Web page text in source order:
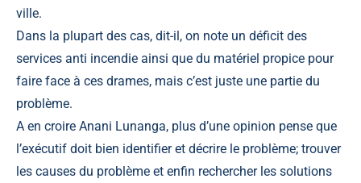
ville.
Dans la plupart des cas, dit-il, on note un déficit des
services anti incendie ainsi que du matériel propice pour
faire face à ces drames, mais c’est juste une partie du
problème.
A en croire Anani Lunanga, plus d’une opinion pense que
l’exécutif doit bien identifier et décrire le problème; trouver
les causes du problème et enfin rechercher les solutions